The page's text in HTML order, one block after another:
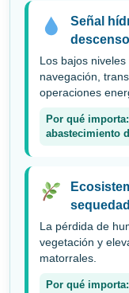
Señal
descenso
Los bajos
navegación,
operaciones
Por qué
abastecimiento
sequedad
La pérdida de
vegetación y
matorrales.
Por qué